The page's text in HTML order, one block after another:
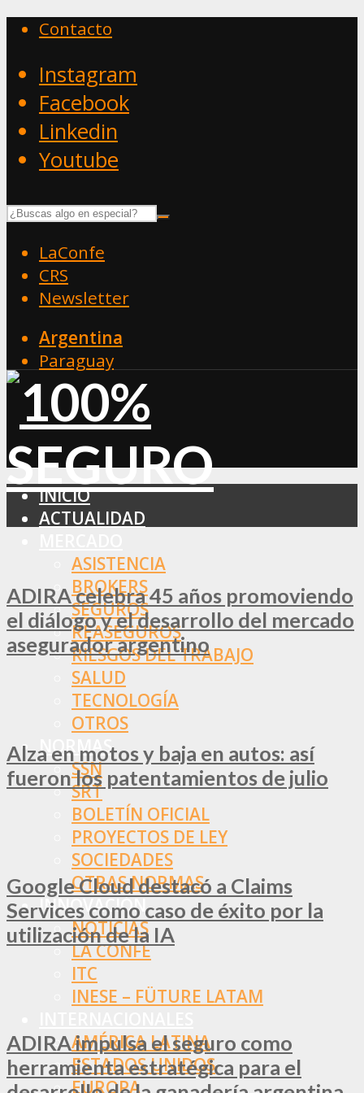
Contacto
Instagram
Facebook
Linkedin
Youtube
LaConfe
CRS
Newsletter
Argentina
Paraguay
INICIO
ACTUALIDAD
ASISTENCIA
BROKERS
SEGUROS
REASEGUROS
RIESGOS DEL TRABAJO
SALUD
TECNOLOGÍA
OTROS
NORMAS
SSN
SRT
BOLETÍN OFICIAL
PROYECTOS DE LEY
SOCIEDADES
OTRAS NORMAS
INNOVACIÓN
NOTICIAS
LA CONFE
ITC
INESE – FÜTURE LATAM
AMÉRICA LATINA
ESTADOS UNIDOS
EUROPA
ADIRA celebra 45 años promoviendo
el diálogo y el desarrollo del mercado
asegurador argentino
Alza en motos y baja en autos: así
fueron los patentamientos de julio
Google Cloud destacó a Claims
Services como caso de éxito por la
utilización de la IA
ADIRA impulsa el seguro como
herramienta estratégica para el